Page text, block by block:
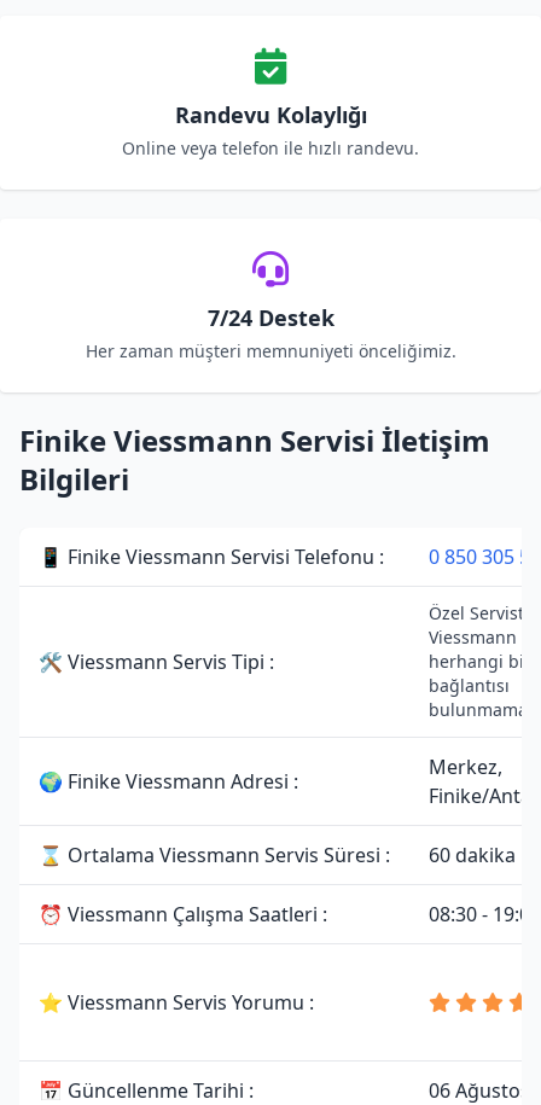
Randevu Kolaylığı
Online veya telefon ile hızlı randevu.
7/24 Destek
Her zaman müşteri memnuniyeti önceliğimiz.
Finike Viessmann Servisi İletişim
Bilgileri
📱 Finike Viessmann Servisi Telefonu : 0 850 305
🛠 Viessmann Servis Tipi :
Özel Servistir.
Viessmann
herhangi bir
bağlantısı
🌍 Finike Viessmann Adresi :
Merkez,
Finike/
⌛ Ortalama Viessmann Servis Süresi : 60 dakika
⏰ Viessmann Çalışma Saatleri : 08:30 - 19:00
⭐ Viessmann Servis Yorumu :
📅 Güncellenme Tarihi : 06 Ağustos